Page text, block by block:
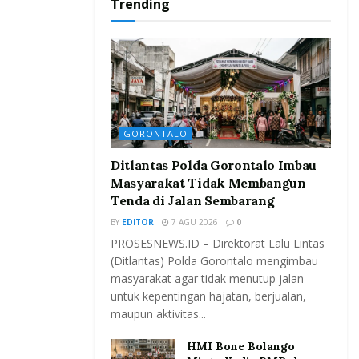
Trending
GORONTALO
Ditlantas Polda Gorontalo Imbau
Masyarakat Tidak Membangun
Tenda di Jalan Sembarang
BY EDITOR 7 AGU 2026 0
PROSESNEWS.ID – Direktorat Lalu Lintas
(Ditlantas) Polda Gorontalo mengimbau
masyarakat agar tidak menutup jalan
untuk kepentingan hajatan, berjualan,
maupun aktivitas...
HMI Bone Bolango